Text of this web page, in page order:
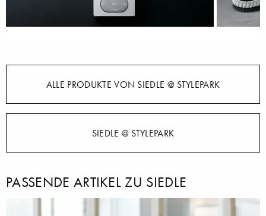
ALLE PRODUKTE VON SIEDLE @ STYLEPARK
SIEDLE @ STYLEPARK
PASSENDE ARTIKEL ZU SIEDLE